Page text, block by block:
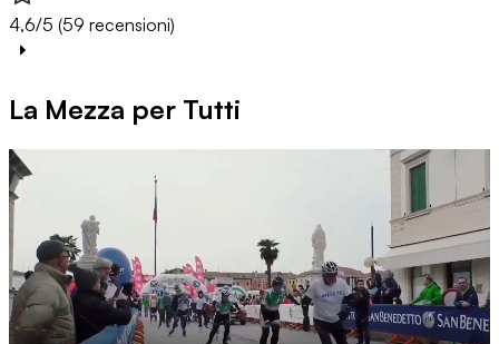
4,6/5 (59 recensioni)
La Mezza per Tutti